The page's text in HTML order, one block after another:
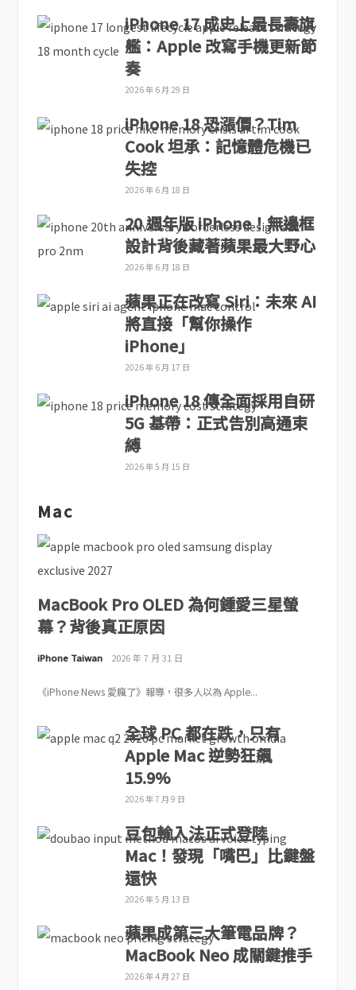
iPhone 17 成史上最長壽旗
艦：Apple 改寫手機更新節
奏
2026 年 6 月 29 日
iPhone 18 恐漲價？Tim
Cook 坦承：記憶體危機已
失控
2026 年 6 月 18 日
20 週年版 iPhone！無邊框
設計背後藏著蘋果最大野心
2026 年 6 月 18 日
蘋果正在改寫 Siri：未來 AI
將直接「幫你操作
iPhone」
2026 年 6 月 17 日
iPhone 18 傳全面採用自研
5G 基帶：正式告別高通束
縛
2026 年 5 月 15 日
Mac
MacBook Pro OLED 為何鍾愛三星螢
幕？背後真正原因
iPhone Taiwan 2026 年 7 月 31 日
《iPhone News 愛瘋了》報導，很多人以為 Apple...
全球 PC 都在跌，只有
Apple Mac 逆勢狂飆
15.9%
2026 年 7 月 9 日
豆包輸入法正式登陸
Mac！發現「嘴巴」比鍵盤
還快
2026 年 5 月 13 日
蘋果成第三大筆電品牌？
MacBook Neo 成關鍵推手
2026 年 4 月 27 日